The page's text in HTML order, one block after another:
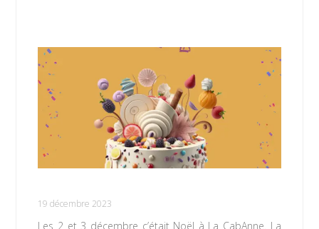
19 décembre 2023
Les 2 et 3 décembre c’était Noël à La CabAnne. La